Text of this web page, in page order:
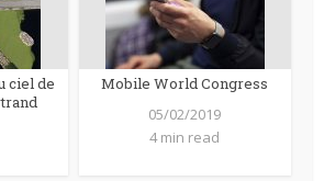
ciel de
Mobile World Congress
05/02/2019
4 min read